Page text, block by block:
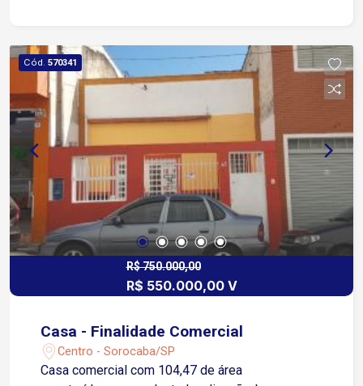
Cód. 570341
R$ 750.000,00
R$ 550.000,00 V
Casa - Finalidade Comercial
Centro - Sorocaba/SP
Casa comercial com 104,47 de área